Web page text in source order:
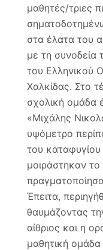
μαθητές/τριες
στα έλατα του
με τη συνοδεία
του Ελληνικού
Χαλκίδας. Στο
σχολική ομάδα
«Μιχάλης
υψόμετρο
του καταφυγίου
μοιράστηκαν
Έπειτα,
θαυμάζοντας
αίθριος και η
μαθητική